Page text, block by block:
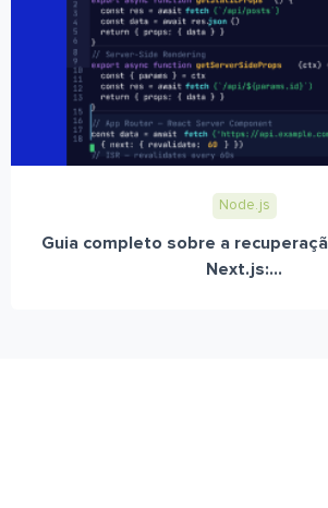
Node.js
Guia completo sobre a
Next.js:...